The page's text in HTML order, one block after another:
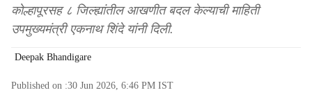
कोल्हापूरसह ८ जिल्ह्यांतील आखणीत बदल केल्याची माहिती
उपमुख्यमंत्री एकनाथ शिंदे यांनी दिली.
Deepak Bhandigare
Published on :30 Jun 2026, 6:46 PM IST